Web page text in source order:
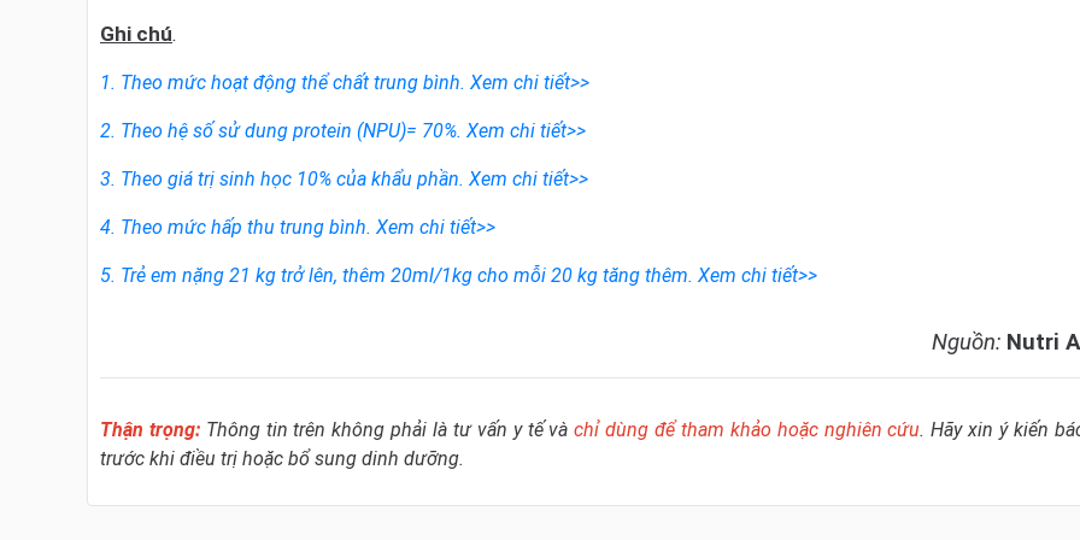
Ghi chú.
1. Theo mức hoạt động thể chất trung bình. Xem chi tiết>>
2. Theo hệ số sử dung protein (NPU)= 70%. Xem chi tiết>>
3. Theo giá trị sinh học 10% của khẩu phần. Xem chi tiết>>
4. Theo mức hấp thu trung bình. Xem chi tiết>>
5. Trẻ em nặng 21 kg trở lên, thêm 20ml/1kg cho mỗi 20 kg tăng thêm. Xem chi tiết>>
Nguồn: Nutri
Thận trọng: Thông tin trên không phải là tư vấn y tế và chỉ dùng để tham khảo hoặc nghiên cứu. Hãy xin ý kiến
trước khi điều trị hoặc bổ sung dinh dưỡng.